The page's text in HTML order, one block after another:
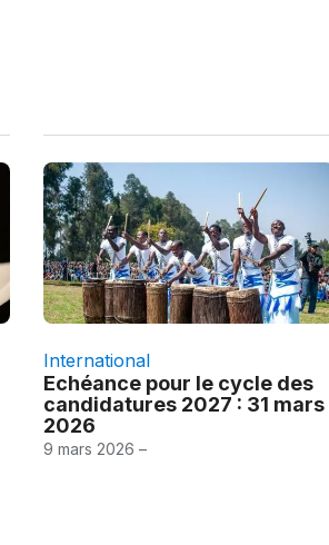
International
Echéance pour le cycle des
candidatures 2027 : 31 mars
2026
9 mars 2026 –